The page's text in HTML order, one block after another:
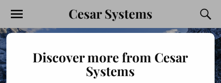
Cesar Systems
Discover more from Cesar
Systems